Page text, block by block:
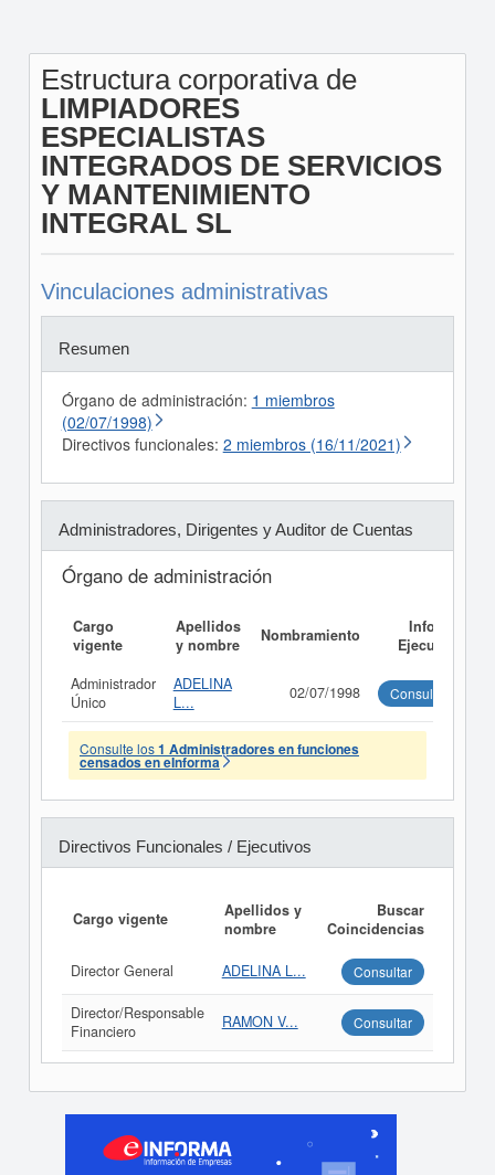
Estructura corporativa de
LIMPIADORES
ESPECIALISTAS
INTEGRADOS DE SERVICIOS
Y MANTENIMIENTO
INTEGRAL SL
Vinculaciones administrativas
Resumen
Órgano de administración: 1 miembros
(02/07/1998)
Directivos funcionales: 2 miembros (16/11/2021)
Administradores, Dirigentes y Auditor de Cuentas
Órgano de administración
Cargo
vigente
Apellidos
y nombre
Nombramiento
Informe
Ejecutivo
Administrador
Único
ADELINA
L...
02/07/1998 Consultar
Consulte los1 Administradores en funciones
censados en eInforma
Directivos Funcionales / Ejecutivos
Cargo vigente
Apellidos y
nombre
Buscar
Coincidencias
Director General ADELINA L... Consultar
Director/Responsable
Financiero
RAMON V... Consultar